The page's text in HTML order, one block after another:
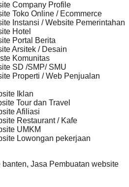
Company Profile
Toko Online / Ecommerce
Instansi / Website Pemerintahan
Hotel
Portal Berita
Arsitek / Desain
Komunitas
SD /SMP/ SMU
Properti / Web Penjualan
Iklan
Tour dan Travel
Afiliasi
Restaurant / Kafe
UMKM
Lowongan pekerjaan
Jasa Pembuatan website